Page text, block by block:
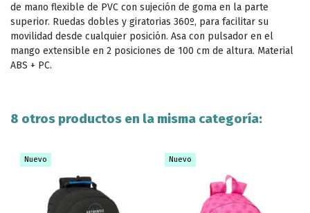
de mano flexible de PVC con sujeción de goma en la parte
superior. Ruedas dobles y giratorias 360º, para facilitar su
movilidad desde cualquier posición. Asa con pulsador en el
mango extensible en 2 posiciones de 100 cm de altura. Material
ABS + PC.
8 otros productos en la misma categoría:
Nuevo Nuevo